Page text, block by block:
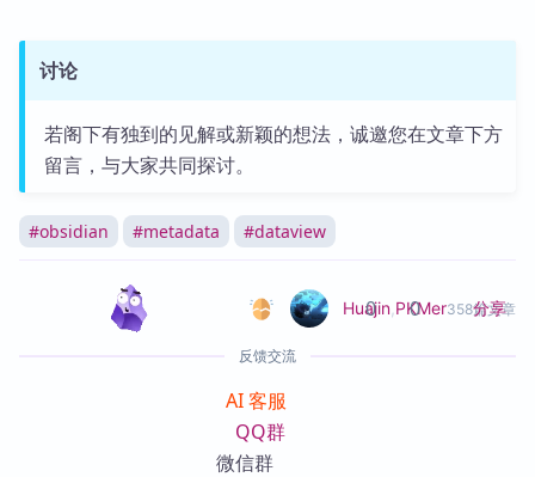
讨论
若阁下有独到的见解或新颖的想法，诚邀您在文章下方
留言，与大家共同探讨。
#obsidian #metadata #dataview
Huajin PKMer358篇文章
0 0 分享
反馈交流
AI 客服
QQ群
微信群